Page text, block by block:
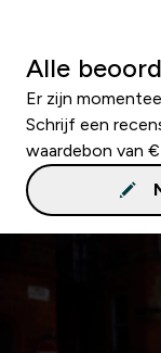
Alle
Er zijn
Schrijf een
waardebon van